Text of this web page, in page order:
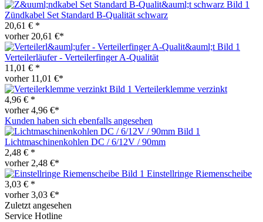
Zündkabel Set Standard B-Qualität schwarz
20,61 € *
vorher 20,61 €*
Verteilerläufer - Verteilerfinger A-Qualität
11,01 € *
vorher 11,01 €*
Verteilerklemme verzinkt
4,96 € *
vorher 4,96 €*
Kunden haben sich ebenfalls angesehen
Lichtmaschinenkohlen DC / 6/12V / 90mm
2,48 € *
vorher 2,48 €*
Einstellringe Riemenscheibe
3,03 € *
vorher 3,03 €*
Zuletzt angesehen
Service Hotline